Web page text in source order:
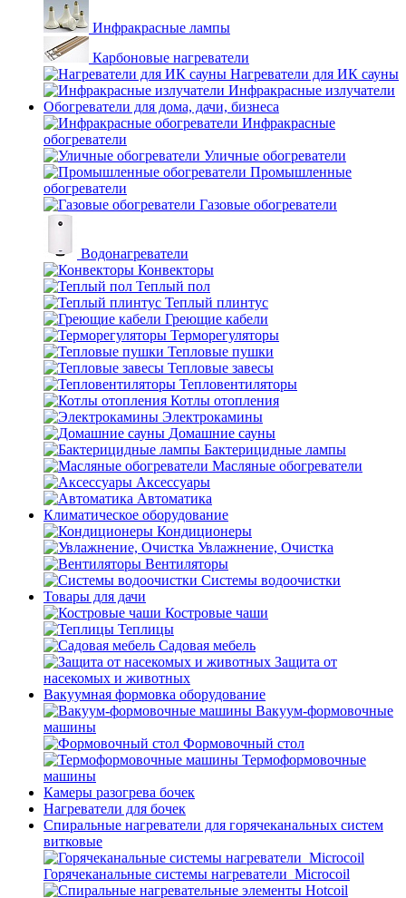
Инфракрасные лампы
Карбоновые нагреватели
Нагреватели для ИК сауны
Инфракрасные излучатели
Обогреватели для дома, дачи, бизнеса
Инфракрасные
обогреватели
Уличные обогреватели
Промышленные
обогреватели
Газовые обогреватели
Водонагреватели
Конвекторы
Теплый пол
Теплый плинтус
Греющие кабели
Терморегуляторы
Тепловые пушки
Тепловые завесы
Тепловентиляторы
Котлы отопления
Электрокамины
Домашние сауны
Бактерицидные лампы
Масляные обогреватели
Аксессуары
Автоматика
Климатическое оборудование
Кондиционеры
Увлажнение, Очистка
Вентиляторы
Системы водоочистки
Товары для дачи
Костровые чаши
Теплицы
Садовая мебель
Защита от
насекомых и животных
Вакуумная формовка оборудование
Вакуум-формовочные
машины
Формовочный стол
Термоформовочные
машины
Камеры разогрева бочек
Нагреватели для бочек
Спиральные нагреватели для горячеканальных систем
витковые
Горячеканальные системы нагреватели_Microcoil